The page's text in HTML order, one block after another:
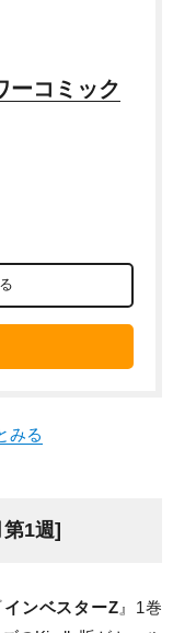
ーコミック
みる
1週]
インベスターZ』1巻